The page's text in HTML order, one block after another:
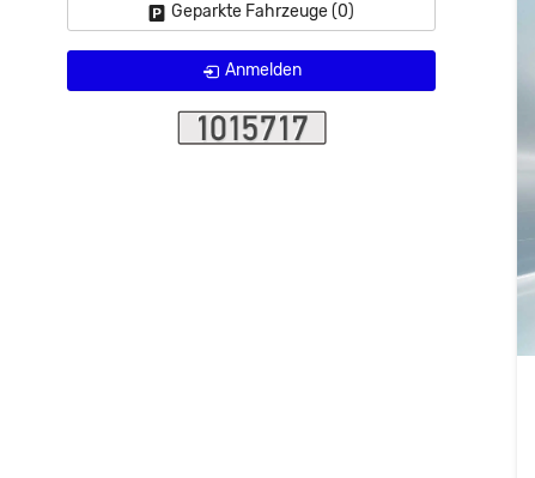
Geparkte Fahrzeuge (0)
Anmelden